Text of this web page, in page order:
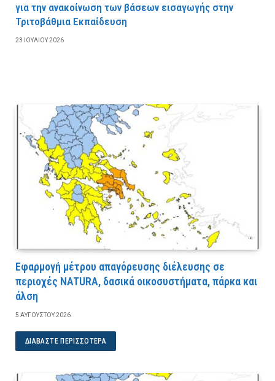
για την ανακοίνωση των βάσεων εισαγωγής στην
Τριτοβάθμια Εκπαίδευση
23 ΙΟΥΛΊΟΥ 2026
Εφαρμογή μέτρου απαγόρευσης διέλευσης σε
περιοχές NATURA, δασικά οικοσυστήματα, πάρκα και
άλση
5 ΑΥΓΟΎΣΤΟΥ 2026
ΔΙΑΒΆΣΤΕ ΠΕΡΙΣΣΌΤΕΡΑ